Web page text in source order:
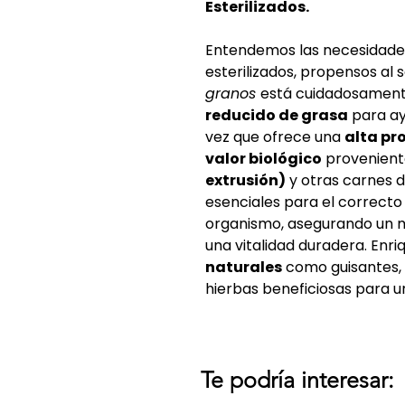
Esterilizados.
Entendemos las
esterilizados, propensos al
granos está
reducido de grasa para
vez que ofrece una alta
valor biológico
extrusión) y otras carnes
esenciales para el
organismo, asegurando un
una vitalidad duradera.
naturalescomo
hierbas beneficiosas para
Te podría interesar: